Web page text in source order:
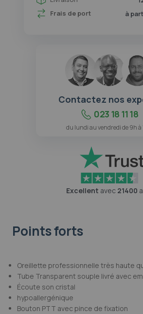
Frais de port
à
Contactez nos
023 18 11 18
du lundi au vendredi de 9h à
Excellent avec 21400
Points forts
Oreillette professionnelle très haute
Tube Transparent souple livré avec
Écoute son cristal
hypoallergénique
Bouton PTT avec pince de fixation